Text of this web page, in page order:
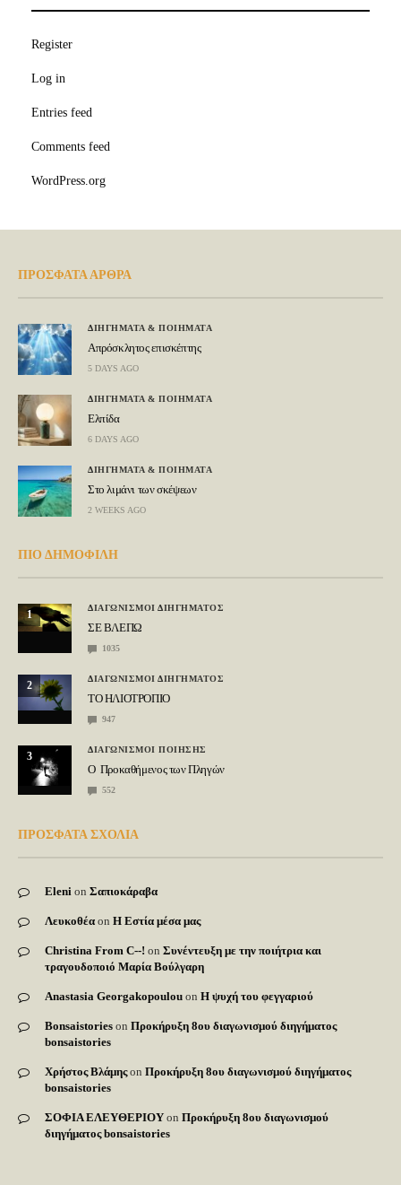
Register
Log in
Entries feed
Comments feed
WordPress.org
ΠΡΟΣΦΑΤΑ ΑΡΘΡΑ
ΔΙΗΓΗΜΑΤΑ & ΠΟΙΗΜΑΤΑ
Απρόσκλητος επισκέπτης
5 DAYS AGO
ΔΙΗΓΗΜΑΤΑ & ΠΟΙΗΜΑΤΑ
Ελπίδα
6 DAYS AGO
ΔΙΗΓΗΜΑΤΑ & ΠΟΙΗΜΑΤΑ
Στο λιμάνι των σκέψεων
2 WEEKS AGO
ΠΙΟ ΔΗΜΟΦΙΛΗ
1
ΔΙΑΓΩΝΙΣΜΟΙ ΔΙΗΓΗΜΑΤΟΣ
ΣΕ ΒΛΕΠΩ
1035
2
ΔΙΑΓΩΝΙΣΜΟΙ ΔΙΗΓΗΜΑΤΟΣ
ΤΟ ΗΛΙΟΤΡΟΠΙΟ
947
3
ΔΙΑΓΩΝΙΣΜΟΙ ΠΟΙΗΣΗΣ
Ο Προκαθήμενος των Πληγών
552
ΠΡΟΣΦΑΤΑ ΣΧΟΛΙΑ
Eleni on Σαπιοκάραβα
Λευκοθέα on Η Εστία μέσα μας
Christina From C--! on Συνέντευξη με την ποιήτρια και
τραγουδοποιό Μαρία Βούλγαρη
Anastasia Georgakopoulou on Η ψυχή του φεγγαριού
Bonsaistories on Προκήρυξη 8ου διαγωνισμού διηγήματος
bonsaistories
Χρήστος Βλάμηςon Προκήρυξη 8ου διαγωνισμού διηγήματος
bonsaistories
ΣΟΦΙΑ ΕΛΕΥΘΕΡΙΟΥ on Προκήρυξη 8ου διαγωνισμού
διηγήματος bonsaistories